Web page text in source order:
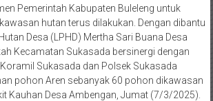
Pemerintah Kabupaten Buleleng untuk
hutan terus dilakukan. Dengan dibantu
Desa (LPHD) Mertha Sari Buana Desa
Kecamatan Sukasada bersinergi dengan
Sukasada dan Polsek Sukasada
pohon Aren sebanyak 60 pohon dikawasan
Kauhan Desa Ambengan, Jumat (7/3/2025).